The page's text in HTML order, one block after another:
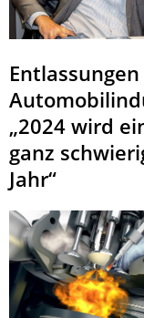
„2024 wird
ganz
Jahr“